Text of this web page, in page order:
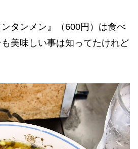
タンメン』（600円）は食べ
美味しい事は知ってたけれど